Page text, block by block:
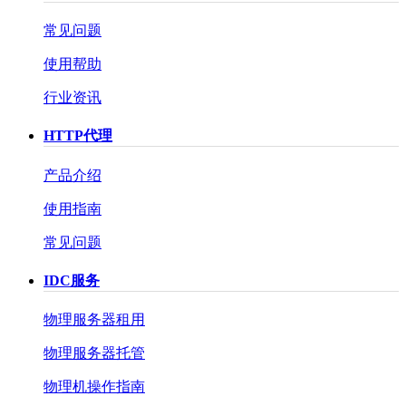
常见问题
使用帮助
行业资讯
HTTP代理
产品介绍
使用指南
常见问题
IDC服务
物理服务器租用
物理服务器托管
物理机操作指南